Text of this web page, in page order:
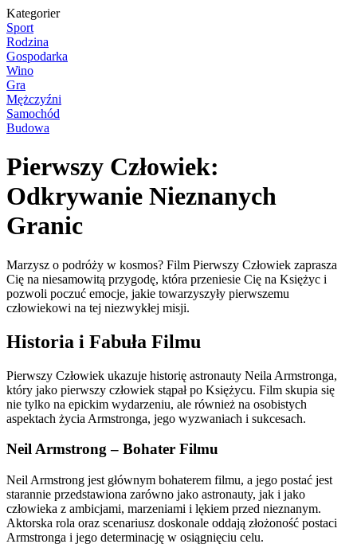
Kategorier
Sport
Rodzina
Gospodarka
Wino
Gra
Mężczyźni
Samochód
Budowa
Pierwszy Człowiek:
Odkrywanie Nieznanych
Granic
Marzysz o podróży w kosmos? Film Pierwszy Człowiek zaprasza
Cię na niesamowitą przygodę, która przeniesie Cię na Księżyc i
pozwoli poczuć emocje, jakie towarzyszyły pierwszemu
człowiekowi na tej niezwykłej misji.
Historia i Fabuła Filmu
Pierwszy Człowiek ukazuje historię astronauty Neila Armstronga,
który jako pierwszy człowiek stąpał po Księżycu. Film skupia się
nie tylko na epickim wydarzeniu, ale również na osobistych
aspektach życia Armstronga, jego wyzwaniach i sukcesach.
Neil Armstrong – Bohater Filmu
Neil Armstrong jest głównym bohaterem filmu, a jego postać jest
starannie przedstawiona zarówno jako astronauty, jak i jako
człowieka z ambicjami, marzeniami i lękiem przed nieznanym.
Aktorska rola oraz scenariusz doskonale oddają złożoność postaci
Armstronga i jego determinację w osiągnięciu celu.